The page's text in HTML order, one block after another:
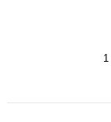
1